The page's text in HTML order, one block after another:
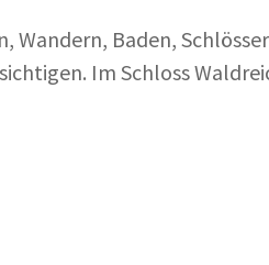
Wandern, Baden, Schlösser
Im Schloss